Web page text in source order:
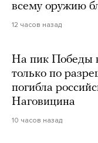
всему оружию
12 часов назад
На пик Победы
только по
погибла
Наговицина
10 часов назад